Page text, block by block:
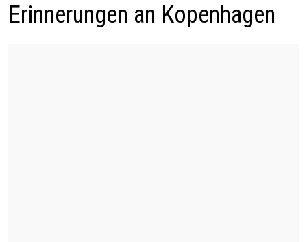
Erinnerungen an Kopenhagen